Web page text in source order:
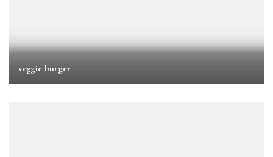
veggie burger